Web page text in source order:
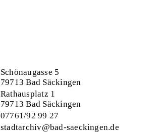
Schönaugasse 5
79713 Bad Säckingen
Rathausplatz 1
79713 Bad Säckingen
07761/92 99 27
stadtarchiv@bad-saeckingen.de